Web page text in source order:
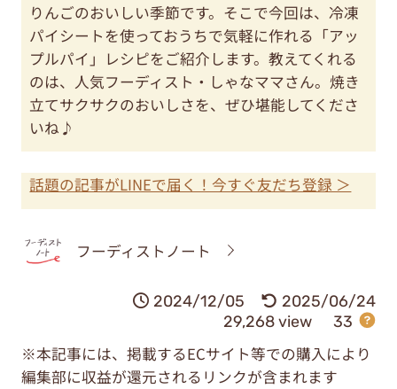
りんごのおいしい季節です。そこで今回は、冷凍
パイシートを使っておうちで気軽に作れる「アッ
プルパイ」レシピをご紹介します。教えてくれる
のは、人気フーディスト・しゃなママさん。焼き
立てサクサクのおいしさを、ぜひ堪能してくださ
いね♪
話題の記事がLINEで届く！今すぐ友だち登録 ＞
フーディストノート
2024/12/05
2025/06/24
29,268 view
33
※本記事には、掲載するECサイト等での購入により
編集部に収益が還元されるリンクが含まれます